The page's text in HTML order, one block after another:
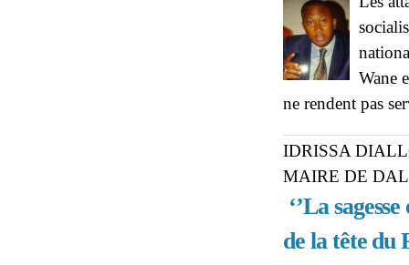
Wane
ne rendent pas
IDRISSA
MAIRE DE
‘’La
de la tête du